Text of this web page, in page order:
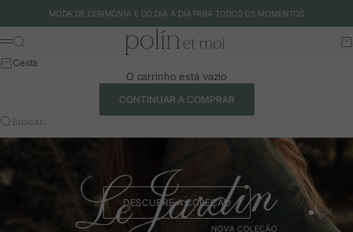
MODA DE CERIMÓNIA E DO DIA A DIA PARA TODOS OS MOMENTOS
Polín et moi - EU
Menu
Buscar
Cesta
O carrinho está vazio
CONTINUAR A COMPRAR
Buscar…
DESCUBRE A COLEÇÃO
Ir para o
Ir para